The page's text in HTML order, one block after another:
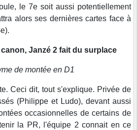
le 7e soit aussi potentiellement
alors ses dernières cartes face à
Janzé 2 fait du surplace
de montée en D1
Ceci dit, tout s'explique. Privée de
(Philippe et Ludo), devant aussi
occasionnelles de certains de
la PR, l'équipe 2 connait en ce